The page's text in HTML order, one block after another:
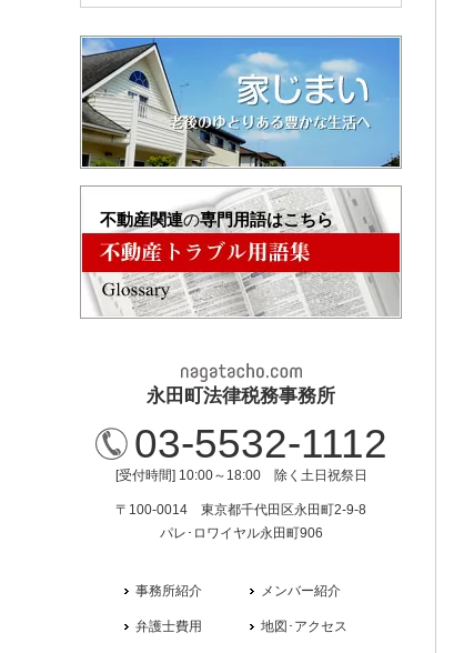
不動産関連の専門用語はこちら
永田町法律税務事務所
03-5532-1112
[受付時間] 10:00～18:00 除く土日祝祭日
〒100-0014 東京都千代田区永田町2-9-8
パレ･ロワイヤル永田町906
事務所紹介 メンバー紹介
弁護士費用 地図･アクセス